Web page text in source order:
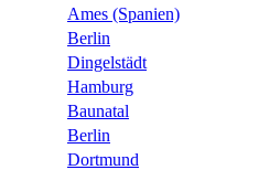
Ames (Spanien)
Berlin
Dingelstädt
Hamburg
Baunatal
Berlin
Dortmund